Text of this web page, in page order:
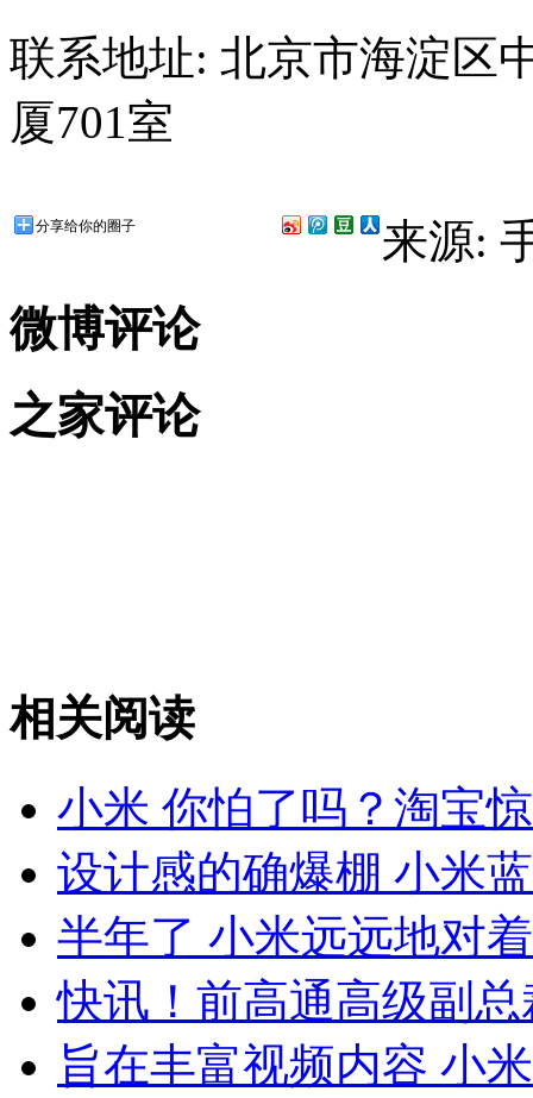
联系地址: 北京市海淀区
厦701室
分享给你的圈子 来源:
微博评论
之家评论
相关阅读
小米 你怕了吗？淘宝
设计感的确爆棚 小米
半年了 小米远远地对
快讯！前高通高级副
旨在丰富视频内容 小